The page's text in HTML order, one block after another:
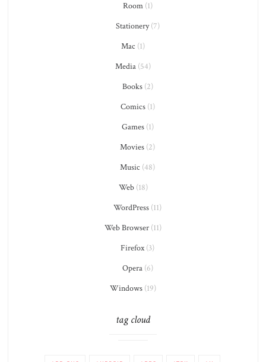
Room(1)
Stationery(7)
Mac (1)
Media (54)
Books(2)
Comics(1)
Games(1)
Movies (2)
Music (48)
Web(18)
WordPress (11)
Web Browser (11)
Firefox(3)
Opera(6)
Windows (19)
tag cloud